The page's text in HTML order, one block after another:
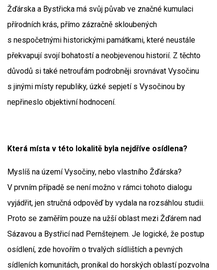
Žďárska a Bystřicka má svůj půvab ve značné kumulaci
přírodních krás, přímo zázračně skloubených
s nespočetnými historickými památkami, které neustále
překvapují svojí bohatostí a neobjevenou historií. Z těchto
důvodů si také netroufám podrobněji srovnávat Vysočinu
s jinými místy republiky, úzké sepjetí s Vysočinou by
nepřineslo objektivní hodnocení.
Která místa v této lokalitě byla nejdříve osídlena?
Myslíš na území Vysočiny, nebo vlastního Žďárska?
V prvním případě se není možno v rámci tohoto dialogu
vyjádřit, jen stručná odpověď by vydala na rozsáhlou studii.
Proto se zaměřím pouze na užší oblast mezi Žďárem nad
Sázavou a Bystřicí nad Pernštejnem. Je logické, že postup
osídlení, zde hovořím o trvalých sídlištích a pevných
sídleních komunitách, pronikal do horských oblastí pozvolna